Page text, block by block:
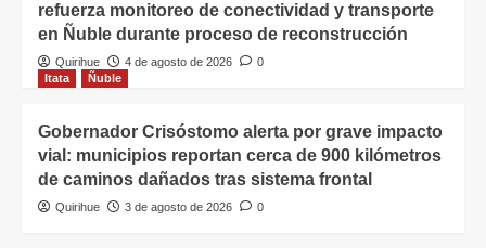
refuerza monitoreo de conectividad y transporte
en Ñuble durante proceso de reconstrucción
Quirihue 4 de agosto de 2026
0
Itata
Ñuble
Gobernador Crisóstomo alerta por grave impacto
vial: municipios reportan cerca de 900 kilómetros
de caminos dañados tras sistema frontal
Quirihue 3 de agosto de 2026 0